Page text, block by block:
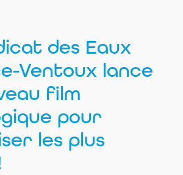
des Eaux
Ventoux lance
film
pour
les plus